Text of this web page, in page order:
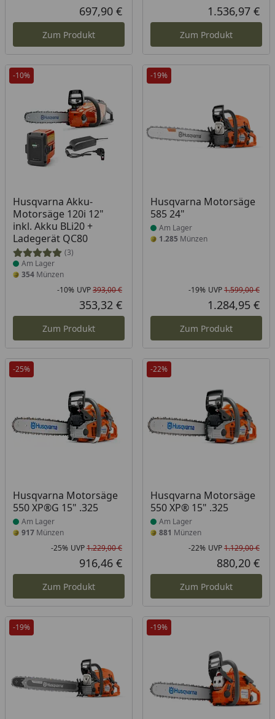
Aktueller Preis
697,90 €
Zum Produkt
1.536,97 €
Zum Produkt
-10%
Husqvarna Akku-
Motorsäge 120i 12"
inkl. Akku BLi20 +
Ladegerät QC80
(3)
Produkt am Lager
Am Lager
354 Münzen
Rabatt in Prozent
-10%
Ursprünglicher Preis
UVP393,00 €
Aktueller Preis
353,32 €
Zum Produkt
-19%
Husqvarna Motorsäge
585 24"
Produkt am Lager
Am Lager
1.285 Münzen
-19% UVP1.599,00 €
1.284,95 €
Zum Produkt
-25%
Husqvarna Motorsäge
550 XP®G 15" .325
Produkt am Lager
Am Lager
917 Münzen
Rabatt in Prozent
-25%
Ursprünglicher Preis
UVP1.229,00 €
Aktueller Preis
916,46 €
Zum Produkt
-22%
Husqvarna Motorsäge
550 XP® 15" .325
Produkt am Lager
Am Lager
881 Münzen
-22% UVP1.129,00 €
880,20 €
Zum Produkt
-19% -19%